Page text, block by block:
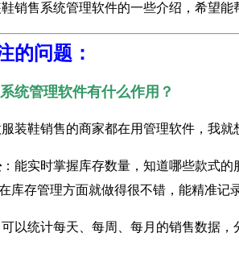
销售系统管理软件的一些介绍，希望
的问题：
统管理软件有什么作用？
装鞋销售的商家都在用管理软件，我
：能实时掌握库存数量，知道哪些款式
库存管理方面就做得很不错，能精准记
以统计每天、每周、每月的销售数据